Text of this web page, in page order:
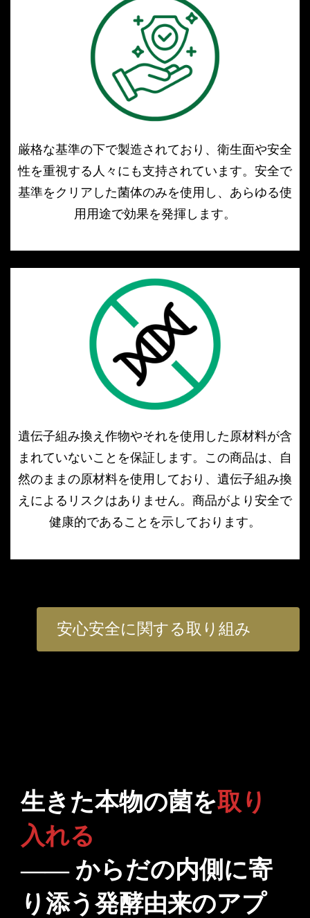
厳格な基準の下で製造されており、衛生面や安全
性を重視する人々にも支持されています。安全で
基準をクリアした菌体のみを使用し、あらゆる使
用用途で効果を発揮します。
遺伝子組み換え作物やそれを使用した原材料が含
まれていないことを保証します。この商品は、自
然のままの原材料を使用しており、遺伝子組み換
えによるリスクはありません。商品がより安全で
健康的であることを示しております。
安心安全に関する取り組み
生きた本物の菌を取り
入れる
―― からだの内側に寄
り添う発酵由来のアプ